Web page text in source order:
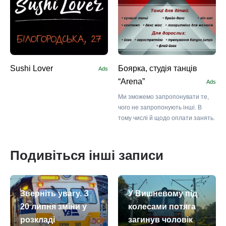
Sushi Lоver Ads
Боярка, студія танців
“Arena”
Ads
Ми зможемо запропонувати те,
чого не запропонують інші. В
тому числі й щодо оплати занять.
Подивіться інші записи
Зверніть увагу. З
20 липня зміни у
розкладі
У Вишневому під
колесами потяга
загинув чоловік